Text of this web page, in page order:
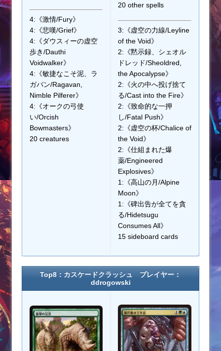
4:《激情/Fury》
4:《悲嘆/Grief》
4:《ダウスィーの虚空
歩き/Dauthi
Voidwalker》
4:《敏捷なこそ泥、ラ
ガバン/Ragavan,
Nimble Pilferer》
4:《オークの弓使
い/Orcish
Bowmasters》
20 creatures
20 other spells
3:《虚空の力線/Leyline
of the Void》
2:《黙示録、シェオル
ドレッド/Sheoldred,
the Apocalypse》
2:《火の中へ投げ捨て
る/Cast into the Fire》
2:《致命的な一押
し/Fatal Push》
2:《虚空の杯/Chalice of
the Void》
2:《仕組まれた爆
薬/Engineered
Explosives》
1:《高山の月/Alpine
Moon》
1:《碑出告が全てを貪
る/Hidetsugu
Consumes All》
15 sideboard cards
Top8：カスケードクラッシュ プレイヤー：
ddrogowski